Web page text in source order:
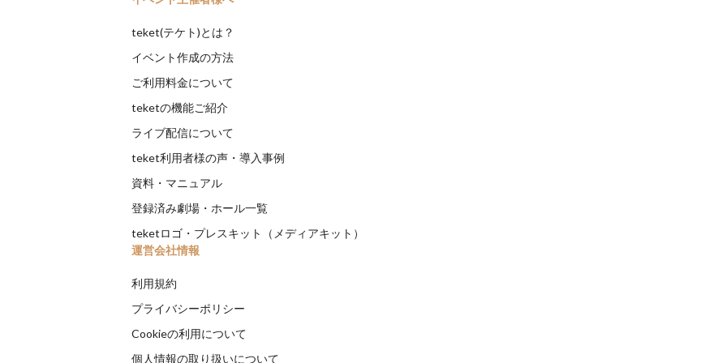
teket(テケト)とは？
イベント作成の方法
ご利用料金について
teketの機能ご紹介
ライブ配信について
teket利用者様の声・導入事例
資料・マニュアル
登録済み劇場・ホール一覧
teketロゴ・プレスキット（メディアキット）
運営会社情報
利用規約
プライバシーポリシー
Cookieの利用について
個人情報の取り扱いについて